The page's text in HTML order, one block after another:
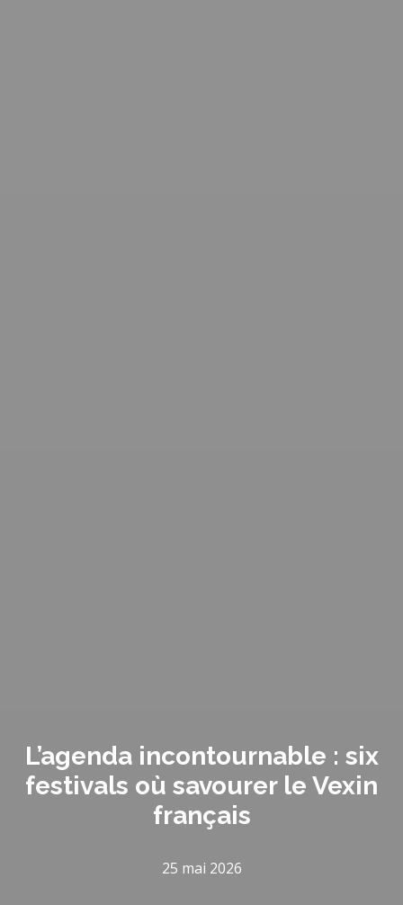
L’agenda incontournable : six
festivals où savourer le Vexin
français
25 mai 2026